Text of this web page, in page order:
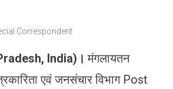
Correspondent
India) । मंगलायतन
एवं जनसंचार विभाग Post